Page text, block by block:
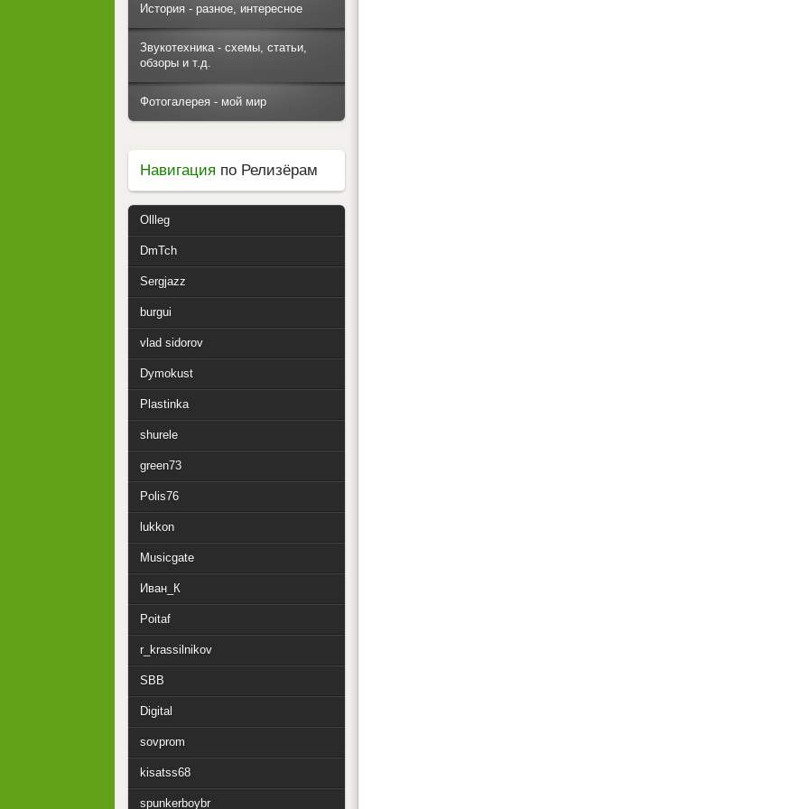
История - разное, интересное
Звукотехника - схемы, статьи,
обзоры и т.д.
Фотогалерея - мой мир
Навигация по Релизёрам
Ollleg
DmTch
Sergjazz
burgui
vlad sidorov
Dymokust
Plastinka
shurele
green73
Polis76
lukkon
Musicgate
Иван_К
Poitaf
r_krassilnikov
SBB
Digital
sovprom
kisatss68
spunkerboybr